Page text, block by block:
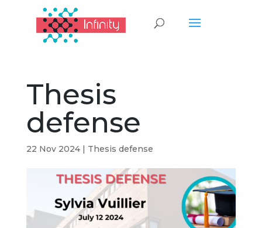
Thesis
defense
22 Nov 2024| Thesis defense